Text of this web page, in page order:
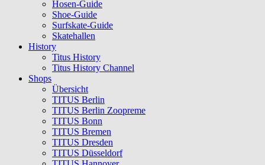
Hosen-Guide
Shoe-Guide
Surfskate-Guide
Skatehallen
History
Titus History
Titus History Channel
Shops
Übersicht
TITUS Berlin
TITUS Berlin Zoopreme
TITUS Bonn
TITUS Bremen
TITUS Dresden
TITUS Düsseldorf